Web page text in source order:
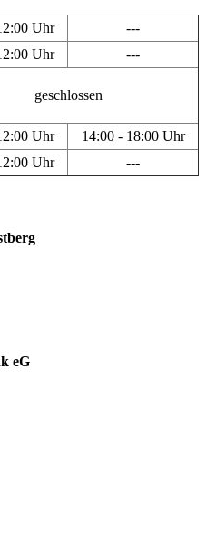
Uhr
---
Uhr ---
geschlossen
Uhr
14:00 - 18:00 Uhr
Uhr ---
eG